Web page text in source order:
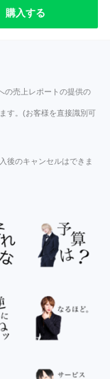
購入する
の売上レポートの提供の
す。(お客様を直接識別可
後のキャンセルはできま